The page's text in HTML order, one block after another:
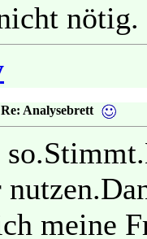
Analysebrett
meine